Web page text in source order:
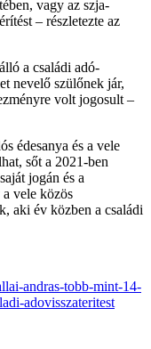
vagy az szja-
– részletezte az
a családi adó-
nevelő szülőnek jár,
volt jogosult –
édesanya és a vele
sőt a 2021-ben
jogán és a
vele közös
aki év közben a családi
andras-tobb-mint-14-
adovisszateritest